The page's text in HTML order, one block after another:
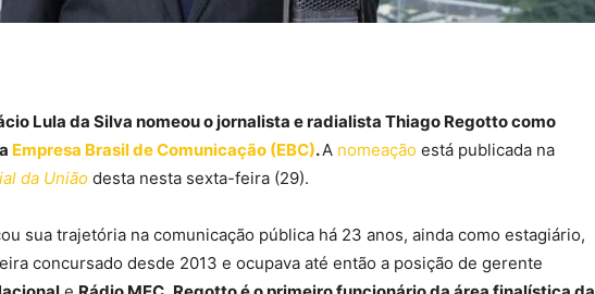
Lula da Silva nomeou o jornalista e radialista Thiago Regotto como
Empresa Brasil de Comunicação (EBC).A nomeação está publicada na
da União desta nesta sexta-feira (29).
sua trajetória na comunicação pública há 23 anos, ainda como estagiário,
concursado desde 2013 e ocupava até então a posição de gerente